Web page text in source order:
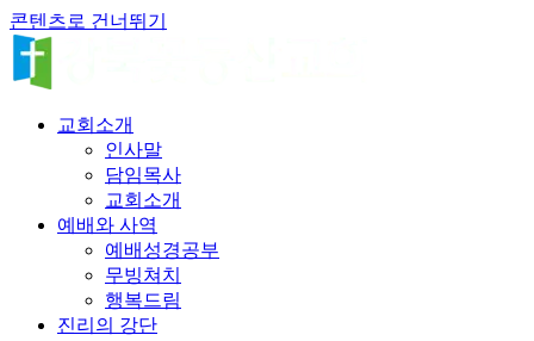
콘텐츠로 건너뛰기
교회소개
인사말
담임목사
교회소개
예배와 사역
예배성경공부
무빙쳐치
행복드림
진리의 강단